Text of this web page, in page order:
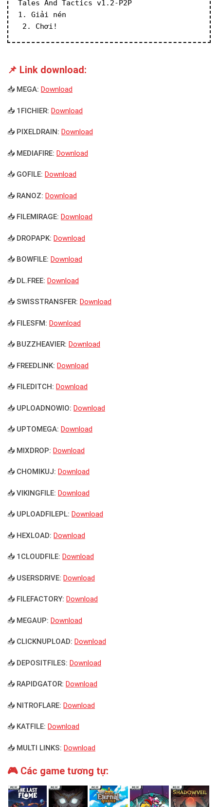
Tales And Tactics v1.2-P2P
1. Giải nén
2. Chơi!
📌 Link download:
📥 MEGA: Download
📥 1FICHIER: Download
📥 PIXELDRAIN: Download
📥 MEDIAFIRE: Download
📥 GOFILE: Download
📥 RANOZ: Download
📥 FILEMIRAGE: Download
📥 DROPAPK: Download
📥 BOWFILE: Download
📥 DL.FREE: Download
📥 SWISSTRANSFER: Download
📥 FILESFM: Download
📥 BUZZHEAVIER: Download
📥 FREEDLINK: Download
📥 FILEDITCH: Download
📥 UPLOADNOWIO: Download
📥 UPTOMEGA: Download
📥 MIXDROP: Download
📥 CHOMIKUJ: Download
📥 VIKINGFILE: Download
📥 UPLOADFILEPL: Download
📥 HEXLOAD: Download
📥 1CLOUDFILE: Download
📥 USERSDRIVE: Download
📥 FILEFACTORY: Download
📥 MEGAUP: Download
📥 CLICKNUPLOAD: Download
📥 DEPOSITFILES: Download
📥 RAPIDGATOR: Download
📥 NITROFLARE: Download
📥 KATFILE: Download
📥 MULTI LINKS: Download
🎮 Các game tương tự: